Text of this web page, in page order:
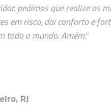
pedimos que realize os
em risco, dai conforto e
todo o mundo. Amém.”
RJ